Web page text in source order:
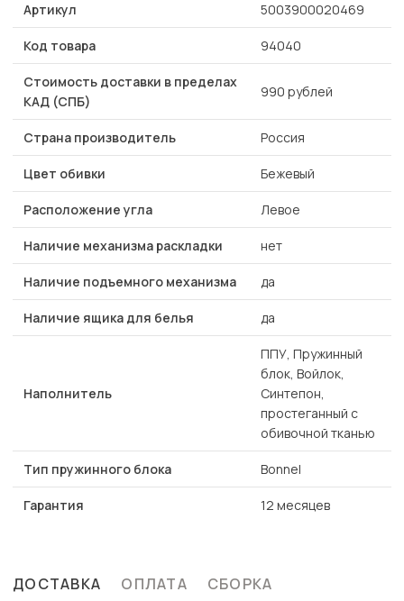
Артикул 5003900020469
Код товара 94040
Стоимость доставки в пределах
КАД (СПБ)
990 рублей
Страна производитель Россия
Цвет обивки Бежевый
Расположение угла Левое
Наличие механизма раскладки нет
Наличие подъемного механизма да
Наличие ящика для белья да
Наполнитель
ППУ, Пружинный
блок, Войлок,
Синтепон,
простеганный с
обивочной тканью
Тип пружинного блока Bonnel
Гарантия 12 месяцев
ДОСТАВКА ОПЛАТА СБОРКА